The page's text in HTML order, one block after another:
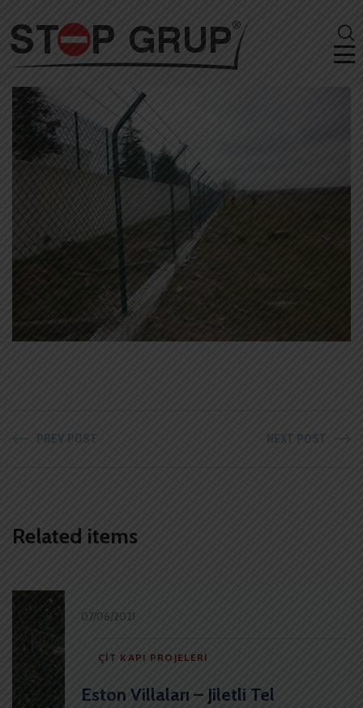
PREV POST NEXT POST
Related items
07/06/2021
ÇIT KAPI PROJELERI
Eston Villaları – Jiletli Tel